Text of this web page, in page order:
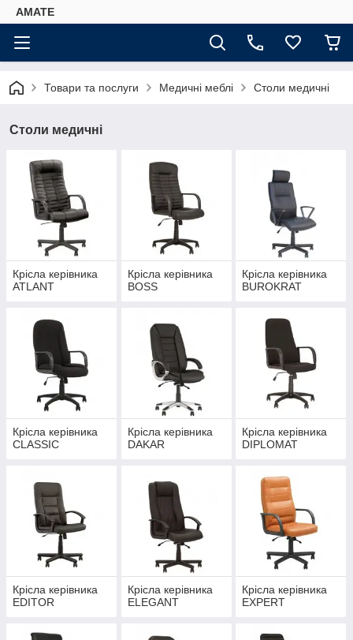
AMATE
Товари та послуги Медичні меблі Столи медичні
Столи медичні
Крісла керівника
ATLANT
Крісла керівника
BOSS
Крісла керівника
BUROKRAT
Крісла керівника
CLASSIC
Крісла керівника
DAKAR
Крісла керівника
DIPLOMAT
Крісла керівника
EDITOR
Крісла керівника
ELEGANT
Крісла керівника
EXPERT